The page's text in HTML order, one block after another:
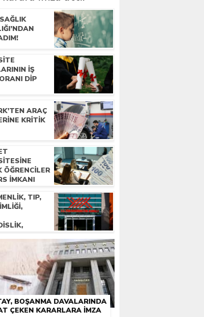
IŞ
DIP
ARAÇ
KRITIK
ÖĞRENCILER
IMKANI
TIP,
SIRALAMA
BOŞANMA DAVALARINDA
ÇEKEN KARARLARA IMZA